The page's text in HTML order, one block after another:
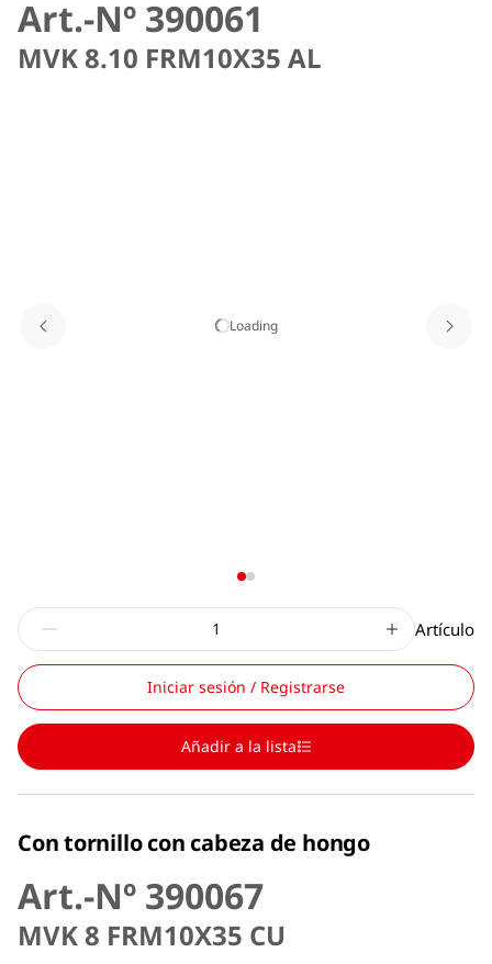
Art.-Nº 390061
MVK 8.10 FRM10X35 AL
Loading
Artículo
Iniciar sesión / Registrarse
Añadir a la lista
Con tornillo con cabeza de hongo
Art.-Nº 390067
MVK 8 FRM10X35 CU